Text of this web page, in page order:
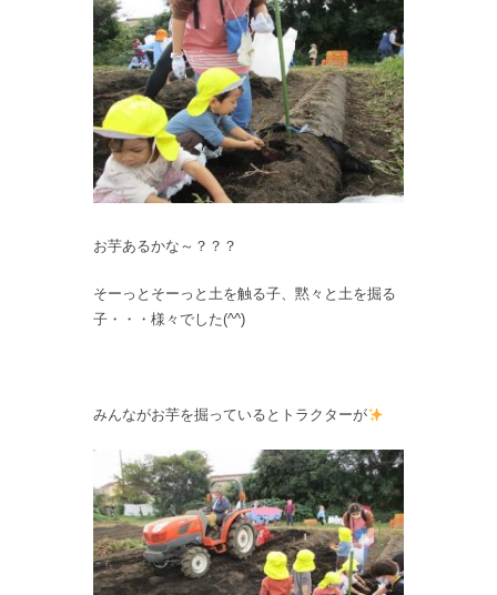
お芋あるかな～？？？
そーっとそーっと土を触る子、黙々と土を掘る
子・・・様々でした(^^)
みんながお芋を掘っているとトラクターが